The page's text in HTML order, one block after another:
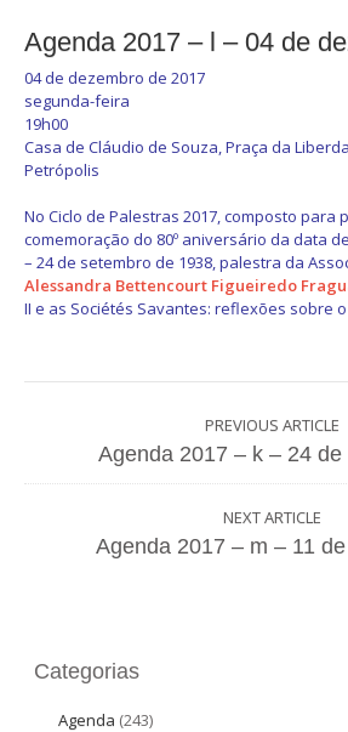
Agenda 2017 – l – 04 de
04 de dezembro de 2017
segunda-feira
19h00
Casa de Cláudio de Souza, Praça da
Petrópolis
No Ciclo de Palestras 2017, composto para
comemoração do 80º aniversário da data
– 24 de setembro de 1938, palestra da
Alessandra Bettencourt Figueiredo
II e as Sociétés Savantes: reflexões sobre
PREVIOUS ARTICLE
Agenda 2017 – k – 24
NEXT ARTICLE
Agenda 2017 – m – 11
Categorias
Agenda (243)